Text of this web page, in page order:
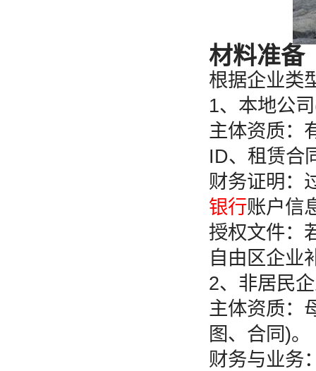
材料准备
根据企业类
1、本地公
主体资质：
ID、租赁合
财务证明：
银行账户信
授权文件：
自由区企业
2、非居民
主体资质：
图、合同)。
财务与业务